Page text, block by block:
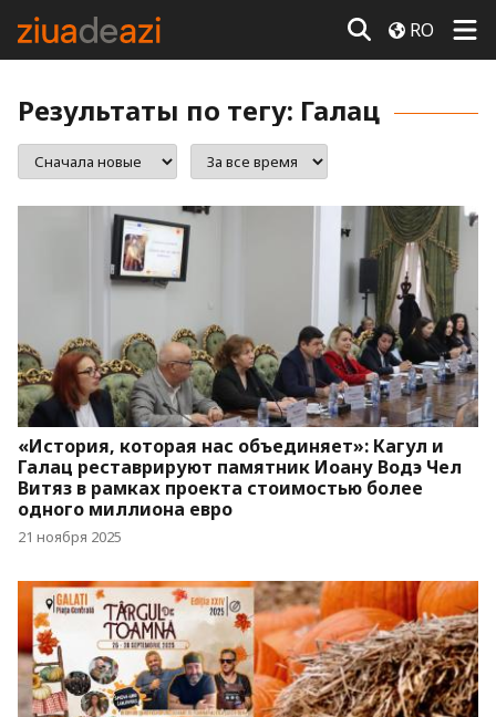
RO
Результаты по тегу: Галац
«История, которая нас объединяет»: Кагул и
Галац реставрируют памятник Иоану Водэ Чел
Витяз в рамках проекта стоимостью более
одного миллиона евро
21 ноября 2025